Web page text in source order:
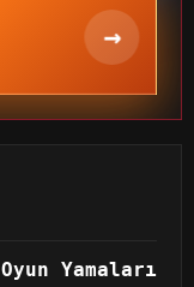
→
Oyun Yamaları